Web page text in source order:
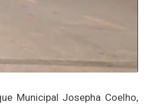
Municipal Josepha Coelho,